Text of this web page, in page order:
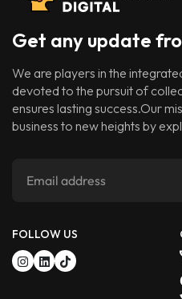
Get any update
We are players in the
devoted to the pursuit of
ensures lasting success.Our
business to new heights by
FOLLOW US